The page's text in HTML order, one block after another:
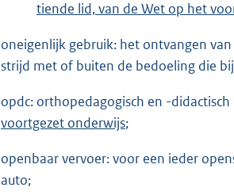
tiende lid, van de Wet op het
oneigenlijk gebruik: het ontvangen
strijd met of buiten de bedoeling die
opdc: orthopedagogisch en -
voortgezet onderwijs;
openbaar vervoer: voor een ieder
auto;